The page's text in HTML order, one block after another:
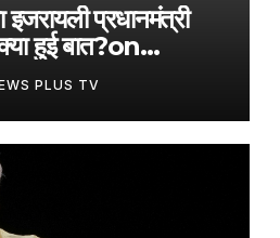
प्रधानमंत्री
हुई बात?​on
at 2:50 pm
PLUS TV